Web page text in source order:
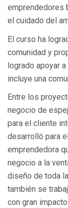
emprendedores
el cuidado del
El curso ha
comunidad y
logrado apoyar
incluye una
Entre los
negocio de
para el cliente
desarrolló para
emprendedora
negocio a la
diseño de toda
también se
con gran